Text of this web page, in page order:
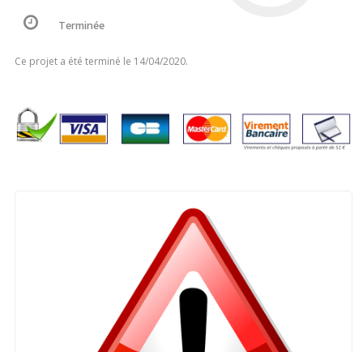
Terminée
Ce projet a été terminé le 14/04/2020.